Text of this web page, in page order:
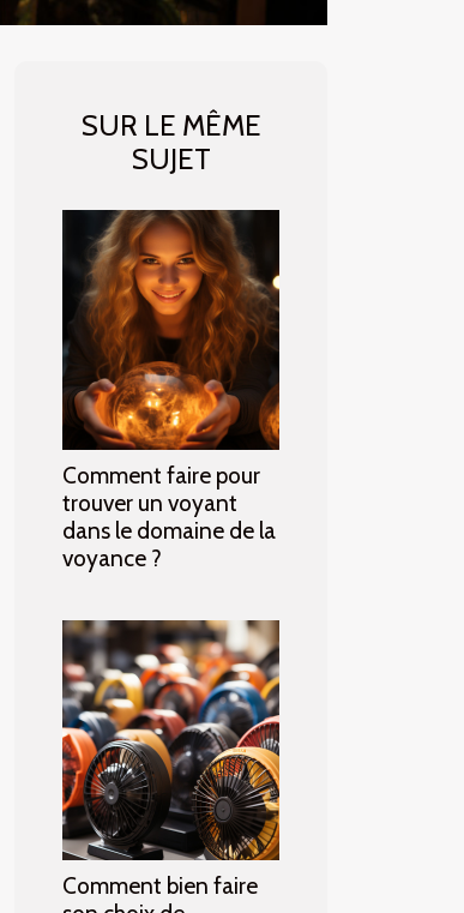
SUR LE MÊME
SUJET
Comment faire pour
trouver un voyant
dans le domaine de la
voyance ?
Comment bien faire